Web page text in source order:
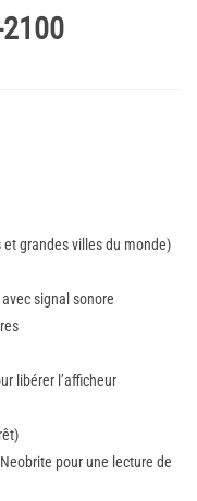
2100
grandes villes du monde)
signal sonore
libérer l’afficheur
pour une lecture de